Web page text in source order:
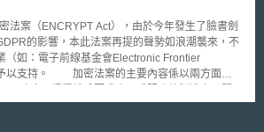
何判斷？該等系統實際上具備何種特徵？許多內容
於政府、企業遵循，亦不利於各界對人工智慧技術
針對「不可接受風險」之人工智慧系統，推出相關
內涵規範，協助主管機關與市場參與者予以遵循。
案（ENCRYPT Act），由於今年發生了臉書劍
的影響，本此法案再提的聲勢如浪潮襲來，不
（如：電子前線基金會Electronic Frontier
內容係以兩方面進
（A）設計或更改產品或服務中的安全功能，以供